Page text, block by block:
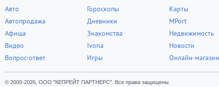
Авто
Автопродажа
Афиша
Видео
Вопрос-ответ
Гороскопы
Дневники
Знакомства
Ivona
Игры
Карты
MPort
Недвижимость
Новости
Онлайн-магазин
© 2000-2026, ООО "КЕПРЕЙТ ПАРТНЕРС". Все права защищены.